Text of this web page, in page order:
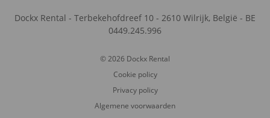
Dockx Rental - Terbekehofdreef 10 - 2610 Wilrijk, België - BE
0449.245.996
© 2026 Dockx Rental
Cookie policy
Privacy policy
Algemene voorwaarden